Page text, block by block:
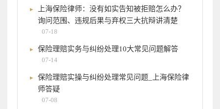
上海保险律师：没有如实告知被拒赔怎么办？
询问范围、违规后果与弃权三大抗辩讲清楚
07-18
保险理赔实务与纠纷处理10大常见问题解答
07-14
保险理赔实操与纠纷处理常见问题_上海保险律
师答疑
07-08